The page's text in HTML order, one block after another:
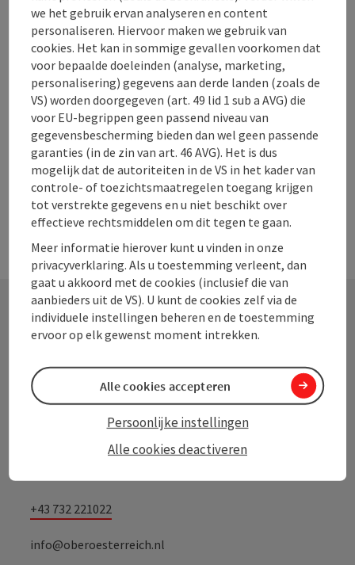
De vrijwillige brandweer Hinterstoder Falls Fire
Department in de technische sectie Windischgarsten. Het
verplicht onderdeel van het vuur Hinterstoder omvat het
gehele gebied van de gemeente Hinterstoder met alle
districten.
Hinterstoder
Telefoon
+43 7564 5222
Openingstijden
MAmaandag geopend
DIdinsdag geopend
WOwoensdag geopend
DOdonderdag geopend
VRvrijdag geopend
ZAzaterdag geopend
ZOzondag geopend
FEop feestdag geopend
Contact
Toerisme Oberösterreich
Freistädter Straße 119
+43 732 221022
info@oberoesterreich.nl
we het gebruik ervan analyseren en content
personaliseren. Hiervoor maken we gebruik van
cookies. Het kan in sommige gevallen voorkomen dat
voor bepaalde doeleinden (analyse, marketing,
personalisering) gegevens aan derde landen (zoals de
VS) worden doorgegeven (art. 49 lid 1 sub a AVG) die
voor EU-begrippen geen passend niveau van
gegevensbescherming bieden dan wel geen passende
garanties (in de zin van art. 46 AVG). Het is dus
mogelijk dat de autoriteiten in de VS in het kader van
controle- of toezichtsmaatregelen toegang krijgen
tot verstrekte gegevens en u niet beschikt over
effectieve rechtsmiddelen om dit tegen te gaan.
Meer informatie hierover kunt u vinden in onze
privacyverklaring. Als u toestemming verleent, dan
gaat u akkoord met de cookies (inclusief die van
aanbieders uit de VS). U kunt de cookies zelf via de
individuele instellingen beheren en de toestemming
ervoor op elk gewenst moment intrekken.
Alle cookies deactiveren
Persoonlijke instellingen
Alle cookies accepteren